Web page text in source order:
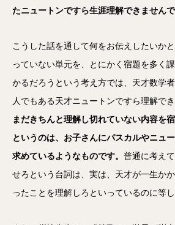
たニュートンですら生涯理解できません
こうした話を通して何をお伝えしたいか
っていない単元を、とにかく宿題を多く
かるだろうという考え方では、天才数学
人でもある天才ニュートンですら理解で
まだきちんと理解し切れていない内容を
というのは、お子さんにパスカルやニュ
求めているようなものです。 普通に考え
せろという台詞は、実は、天才が一生か
ったことを理解しろといっているのに等し